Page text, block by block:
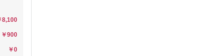
8,100
￥900
￥0